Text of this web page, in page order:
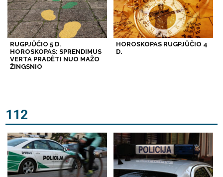
RUGPJŪČIO 5 D.
HOROSKOPAS: SPRENDIMUS
VERTA PRADĖTI NUO MAŽO
ŽINGSNIO
HOROSKOPAS RUGPJŪČIO 4
D.
112